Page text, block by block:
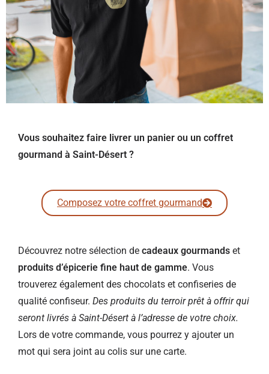
Vous souhaitez faire livrer un panier ou un coffret
gourmand à Saint-Désert ?
Composez votre coffret gourmand
Découvrez notre sélection de cadeaux gourmands et
produits d’épicerie fine haut de gamme. Vous
trouverez également des chocolats et confiseries de
qualité confiseur. Des produits du terroir prêt à offrir qui
seront livrés à Saint-Désert à l’adresse de votre choix.
Lors de votre commande, vous pourrez y ajouter un
mot qui sera joint au colis sur une carte.